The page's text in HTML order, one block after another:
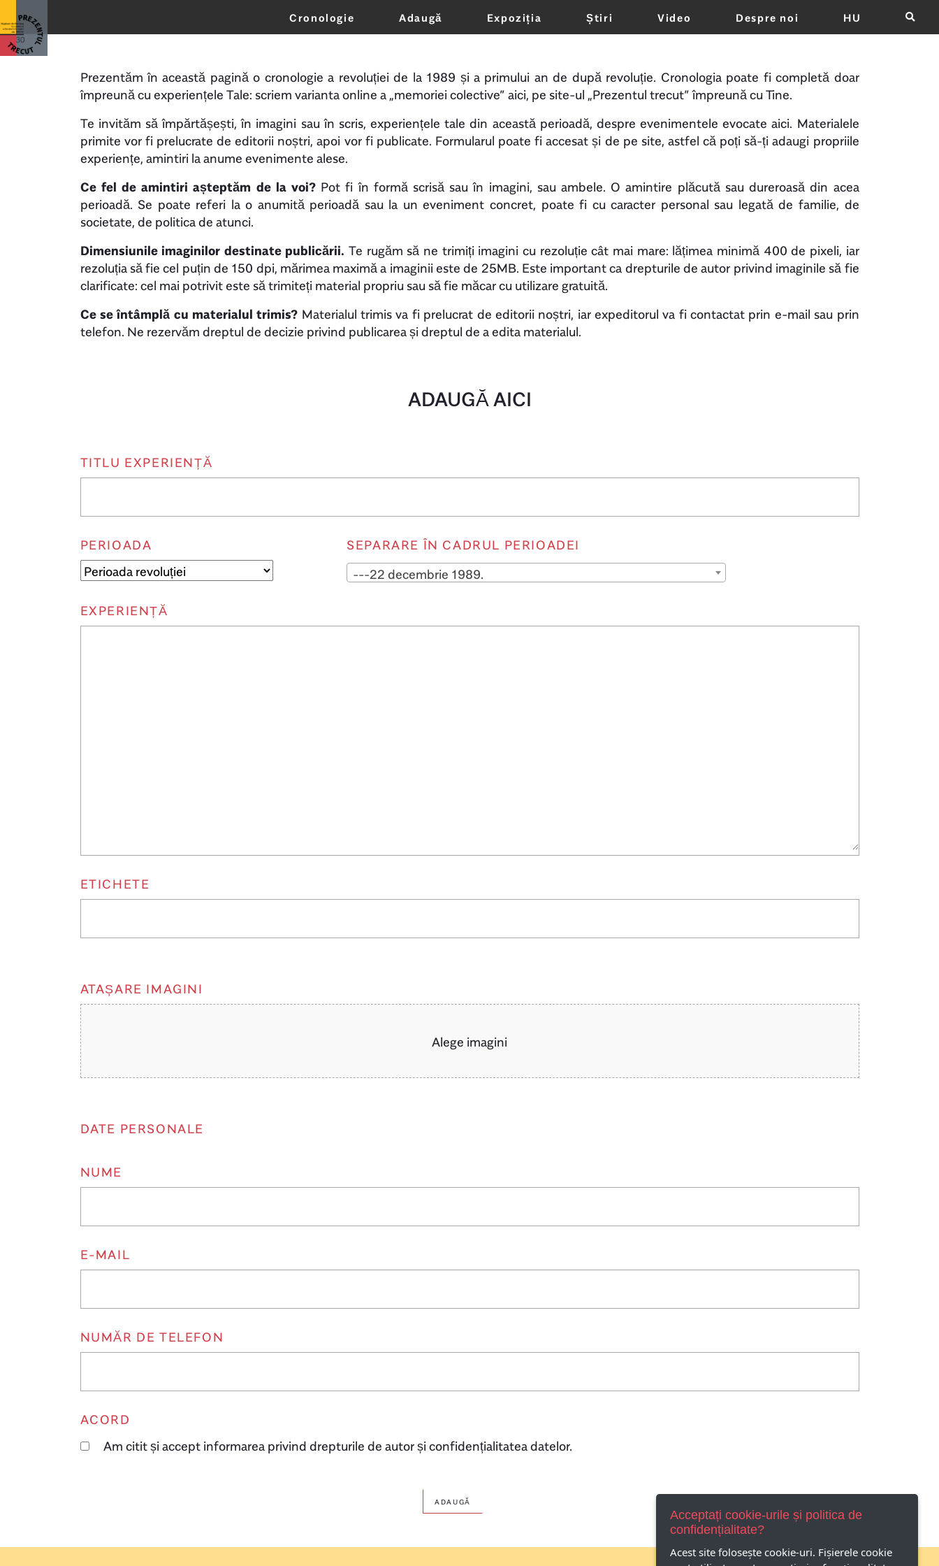
Cronologie Adaugă Expoziția Știri Video Despre noi HU
×
Prezentăm în această pagină o cronologie a revoluției de la 1989 și a primului an de după revoluție. Cronologia poate fi completă doar
împreună cu experiențele Tale: scriem varianta online a „memoriei colective” aici, pe site-ul „Prezentul trecut” împreună cu Tine.
Te invităm să împărtășești, în imagini sau în scris, experiențele tale din această perioadă, despre evenimentele evocate aici. Materialele
primite vor fi prelucrate de editorii noștri, apoi vor fi publicate. Formularul poate fi accesat și de pe site, astfel că poți să-ți adaugi propriile
experiențe, amintiri la anume evenimente alese.
Ce fel de amintiri așteptăm de la voi?Pot fi în formă scrisă sau în imagini, sau ambele. O amintire plăcută sau dureroasă din acea
perioadă. Se poate referi la o anumită perioadă sau la un eveniment concret, poate fi cu caracter personal sau legată de familie, de
societate, de politica de atunci.
Dimensiunile imaginilor destinate publicării.Te rugăm să ne trimiți imagini cu rezoluție cât mai mare: lățimea minimă 400 de pixeli, iar
rezoluția să fie cel puțin de 150 dpi, mărimea maximă a imaginii este de 25MB. Este important ca drepturile de autor privind imaginile să fie
clarificate: cel mai potrivit este să trimiteți material propriu sau să fie măcar cu utilizare gratuită.
Ce se întâmplă cu materialul trimis? Materialul trimis va fi prelucrat de editorii noștri, iar expeditorul va fi contactat prin e-mail sau prin
telefon. Ne rezervăm dreptul de decizie privind publicarea și dreptul de a edita materialul.
ADAUGĂ AICI
TITLU EXPERIENȚĂ
PERIOADA
SEPARARE ÎN CADRUL PERIOADEI
---22 decembrie 1989.
EXPERIENȚĂ
ETICHETE
ATAȘARE IMAGINI
Alege imagini
DATE PERSONALE
NUME
E-MAIL
NUMĂR DE TELEFON
ACORD
Am citit și accept informarea privind drepturile de autor și confidențialitatea datelor.
ADAUGĂ
Acceptați cookie-urile și politica de
confidențialitate?
Acest site foloseşte cookie-uri. Fișierele cookie